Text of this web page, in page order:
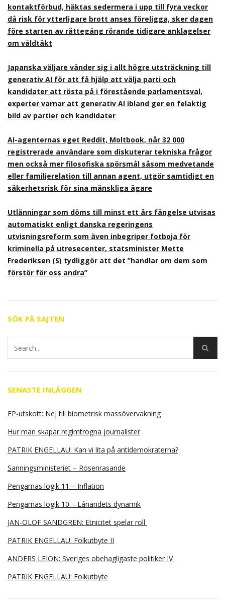
kontaktförbud, häktas sedermera i upp till fyra veckor
då risk för ytterligare brott anses föreligga, sker dagen
före starten av rättegång rörande tidigare anklagelser
om våldtäkt
Japanska väljare vänder sig i allt högre utsträckning till
generativ AI för att få hjälp att välja parti och
kandidater att rösta på i förestående parlamentsval,
experter varnar att generativ AI ibland ger en felaktig
bild av partier och kandidater
AI-agenternas eget Reddit, Moltbook, når 32 000
registrerade användare som diskuterar tekniska frågor
men också mer filosofiska spörsmål såsom medvetande
eller familjerelation till annan agent, utgör samtidigt en
säkerhetsrisk för sina mänskliga ägare
Utlänningar som döms till minst ett års fängelse utvisas
automatiskt enligt danska regeringens
utvisningsreform som även inbegriper fotboja för
kriminella på utresecenter, statsminister Mette
Frederiksen (S) tydliggör att det ”handlar om dem som
förstör för oss andra”
SÖK PÅ SAJTEN
SENASTE INLÄGGEN
EP-utskott: Nej till biometrisk massövervakning
Hur man skapar regimtrogna journalister
PATRIK ENGELLAU: Kan vi lita på antidemokraterna?
Sanningsministeriet – Rosenrasande
Pengarnas logik 11 – Inflation
Pengarnas logik 10 – Lånandets dynamik
JAN-OLOF SANDGREN: Etnicitet spelar roll
PATRIK ENGELLAU: Folkutbyte II
ANDERS LEION: Sveriges obehagligaste politiker IV
PATRIK ENGELLAU: Folkutbyte